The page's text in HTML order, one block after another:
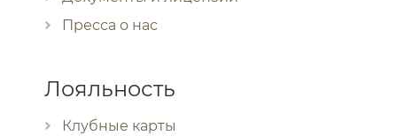
Пресса о нас
Лояльность
Клубные карты